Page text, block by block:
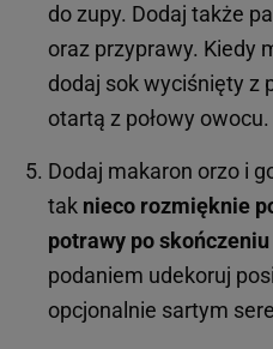
do zupy. Dodaj także
oraz przyprawy. Kiedy
dodaj sok wyciśnięty z
otartą z połowy owocu.
Dodaj makaron orzo i
tak nieco rozmięknie
potrawy po
podaniem udekoruj
opcjonalnie sartym